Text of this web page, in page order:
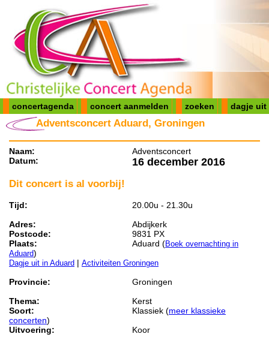
concertagenda concert aanmelden zoeken dagje uit
Adventsconcert Aduard, Groningen
Naam:
Adventsconcert
Datum:
16 december 2016
Dit concert is al voorbij!
Tijd:
20.00u - 21.30u
Adres:
Abdijkerk
Postcode:
9831 PX
Plaats:
Aduard (Boek overnachting in
Aduard)
Dagje uit in Aduard | Activiteiten Groningen
Provincie:
Groningen
Thema:
Kerst
Soort:
Klassiek (meer klassieke
concerten)
Uitvoering:
Koor